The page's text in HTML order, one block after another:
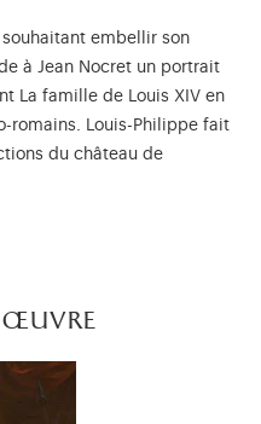
souhaitant embellir son
à Jean Nocret un portrait
La famille de Louis XIV en
romains. Louis-Philippe fait
du château de